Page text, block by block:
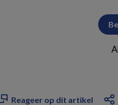
Reageer op dit artikel